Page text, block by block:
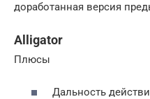
доработанная версия
Alligator
Плюсы
Дальность